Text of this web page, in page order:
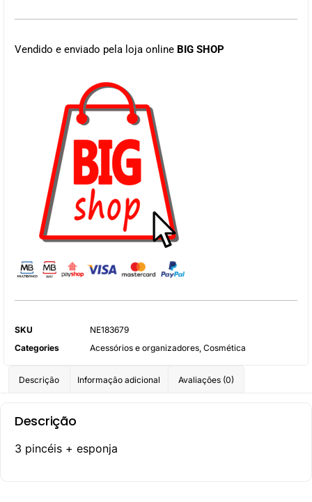
Vendido e enviado pela loja online BIG SHOP
SKU
NE183679
Categories
Acessórios e organizadores, Cosmética
Descrição Informação adicional Avaliações (0)
Descrição
3 pincéis + esponja